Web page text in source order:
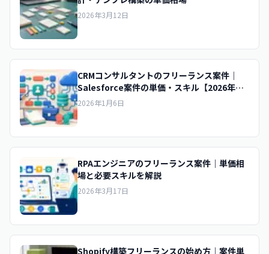
2026年3月12日
CRMコンサルタントのフリーランス案件｜
Salesforce案件の単価・スキル【2026年
版】
2026年1月6日
RPAエンジニアのフリーランス案件｜単価相
場と必要スキルを解説
2026年3月17日
Shopify構築フリーランスの始め方｜案件単